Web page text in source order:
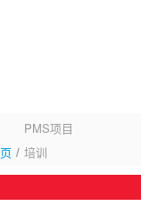
培训 - 首页
/
PMS项目
培训